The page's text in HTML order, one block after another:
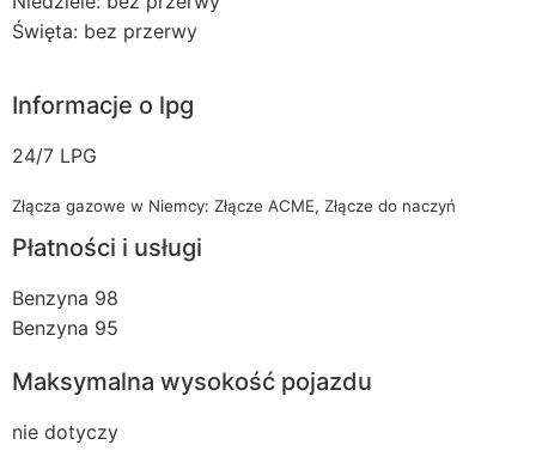
Święta: bez przerwy
Informacje o lpg
24/7 LPG
Złącza gazowe w Niemcy: Złącze ACME, Złącze do naczyń
Płatności i usługi
Benzyna 98
Benzyna 95
Maksymalna wysokość pojazdu
nie dotyczy